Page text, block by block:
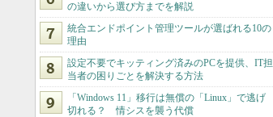
の違いから選び方までを解説
統合エンドポイント管理ツールが選ばれる10の
理由
設定不要でキッティング済みのPCを提供、IT担
当者の困りごとを解決する方法
「Windows 11」移行は無償の「Linux」で逃げ
切れる？ 情シスを襲う代償